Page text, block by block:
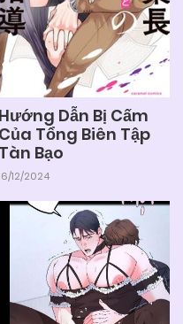
Hướng Dẫn Bị Cấm
Của Tổng Biên Tập
Tàn Bạo
12/2024